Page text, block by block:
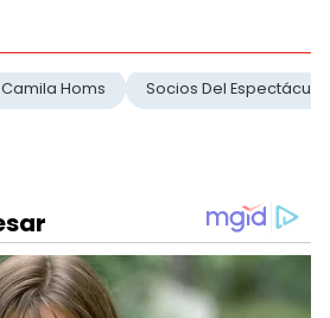
Camila Homs Socios Del Espectáculo